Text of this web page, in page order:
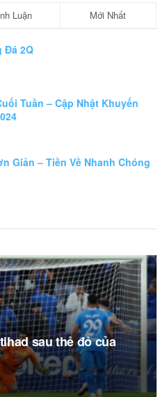
Luận Mới Nhất
Đá 2Q
Tuần – Cập Nhật Khuyến
Giản – Tiền Về Nhanh Chóng
sau thẻ đỏ của